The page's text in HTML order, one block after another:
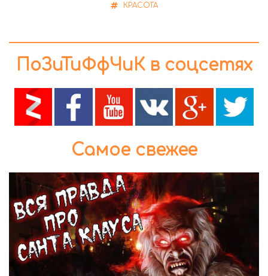
КРАСОТА
ПоЗиТиФфЧиК в соцсетях
Самое свежее